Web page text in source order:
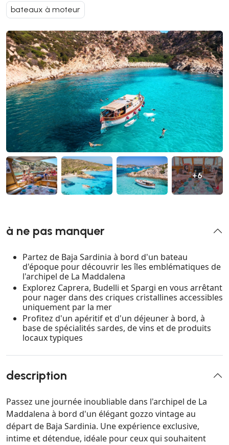
bateaux à moteur
+6
à ne pas manquer
Partez de Baja Sardinia à bord d'un bateau
d'époque pour découvrir les îles emblématiques de
l'archipel de La Maddalena
Explorez Caprera, Budelli et Spargi en vous arrêtant
pour nager dans des criques cristallines accessibles
uniquement par la mer
Profitez d'un apéritif et d'un déjeuner à bord, à
base de spécialités sardes, de vins et de produits
locaux typiques
description
Passez une journée inoubliable dans l'archipel de La
Maddalena à bord d'un élégant gozzo vintage au
départ de Baja Sardinia. Une expérience exclusive,
intime et détendue, idéale pour ceux qui souhaitent